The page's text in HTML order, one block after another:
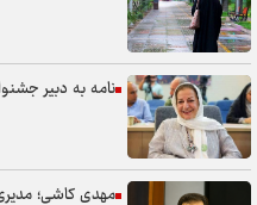
نامه به دبیر
مهدی کاشی؛